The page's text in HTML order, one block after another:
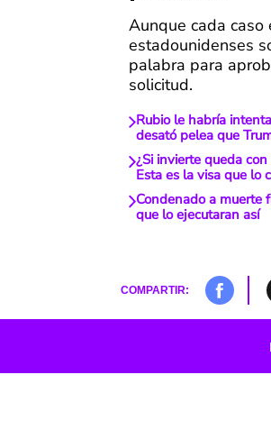
Aunque cada
estadounidenses
palabra para
solicitud.
Rubio le habría
desató pelea que
¿Si invierte queda
Esta es la visa que lo
Condenado a muerte
que lo ejecutaran así
COMPARTIR: